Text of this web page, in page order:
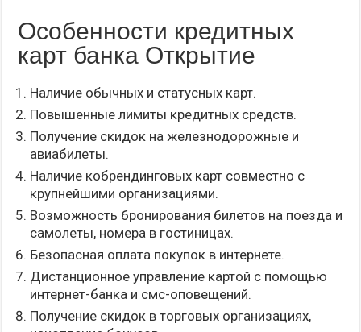
Особенности кредитных
карт банка Открытие
Наличие обычных и статусных карт.
Повышенные лимиты кредитных средств.
Получение скидок на железнодорожные и
авиабилеты.
Наличие кобрендинговых карт совместно с
крупнейшими организациями.
Возможность бронирования билетов на поезда и
самолеты, номера в гостиницах.
Безопасная оплата покупок в интернете.
Дистанционное управление картой с помощью
интернет-банка и смс-оповещений.
Получение скидок в торговых организациях,